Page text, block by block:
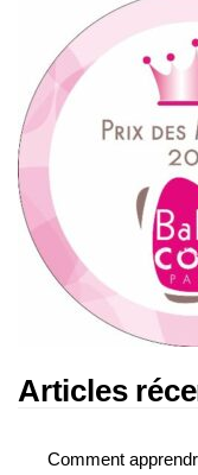
Articles
Comment